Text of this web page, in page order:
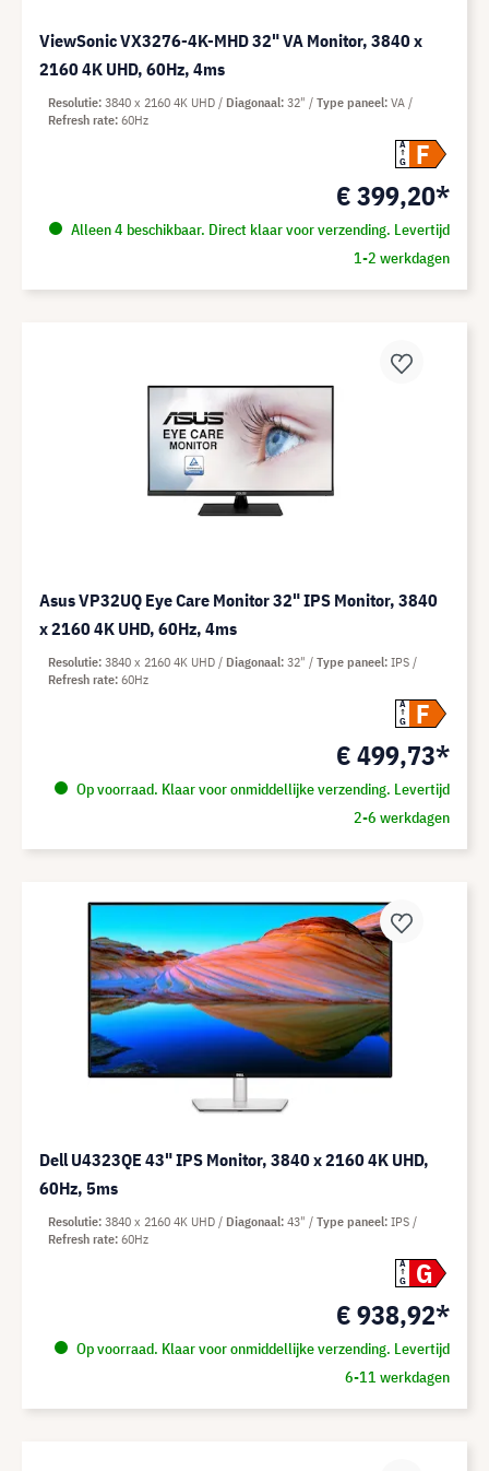
ViewSonic VX3276-4K-MHD 32" VA Monitor, 3840 x
2160 4K UHD, 60Hz, 4ms
A
G
F
€ 399,20*
Alleen 4 beschikbaar. Direct klaar voor verzending. Levertijd
1-2 werkdagen
Resolutie 3840 x 2160 4K UHD Diagonaal 32" Type paneel VA
Refresh rate 60Hz
Asus VP32UQ Eye Care Monitor 32" IPS Monitor, 3840
x 2160 4K UHD, 60Hz, 4ms
A
G
F
€ 499,73*
Op voorraad. Klaar voor onmiddellijke verzending. Levertijd
2-6 werkdagen
Resolutie 3840 x 2160 4K UHD Diagonaal 32" Type paneel IPS
Refresh rate 60Hz
Dell U4323QE 43" IPS Monitor, 3840 x 2160 4K UHD,
60Hz, 5ms
A
G
G
€ 938,92*
Op voorraad. Klaar voor onmiddellijke verzending. Levertijd
6-11 werkdagen
Resolutie 3840 x 2160 4K UHD Diagonaal 43" Type paneel IPS
Refresh rate 60Hz